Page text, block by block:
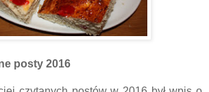
posty 2016